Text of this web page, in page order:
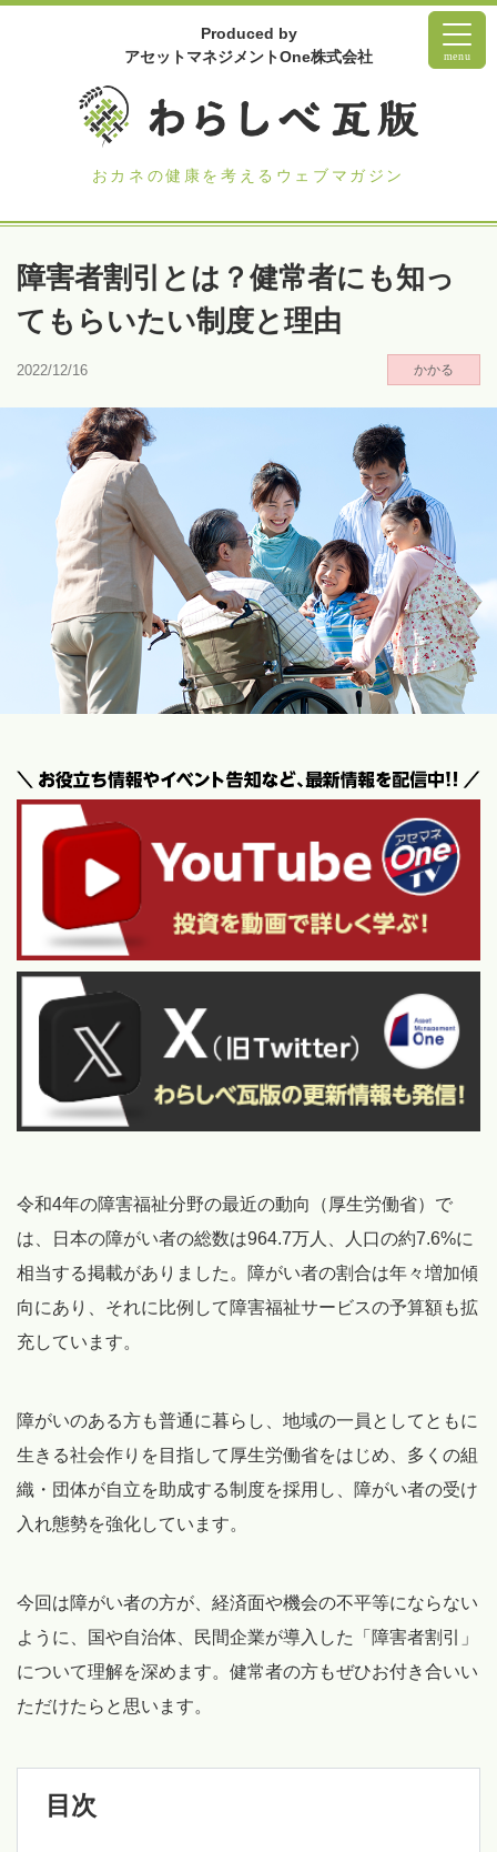
Produced by
アセットマネジメントOne株式会社
おカネの健康を考えるウェブマガジン
menu
障害者割引とは？健常者にも知っ
てもらいたい制度と理由
2022/12/16 かかる
令和4年の障害福祉分野の最近の動向（厚生労働省）で
は、日本の障がい者の総数は964.7万人、人口の約7.6%に
相当する掲載がありました。障がい者の割合は年々増加傾
向にあり、それに比例して障害福祉サービスの予算額も拡
充しています。
障がいのある方も普通に暮らし、地域の一員としてともに
生きる社会作りを目指して厚生労働省をはじめ、多くの組
織・団体が自立を助成する制度を採用し、障がい者の受け
入れ態勢を強化しています。
今回は障がい者の方が、経済面や機会の不平等にならない
ように、国や自治体、民間企業が導入した「障害者割引」
について理解を深めます。健常者の方もぜひお付き合いい
ただけたらと思います。
目次